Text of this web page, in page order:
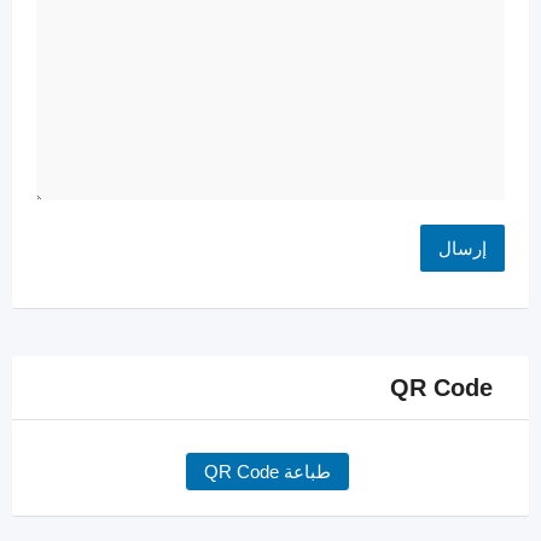
QR Code
طباعة QR Code